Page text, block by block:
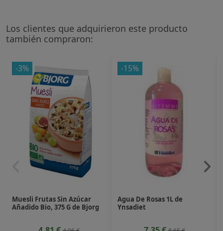
Los clientes que adquirieron este producto
también compraron:
-3%
Muesli Frutas Sin Azúcar
Añadido Bio, 375 G de Bjorg
-15%
Agua De Rosas 1L de
Ynsadiet